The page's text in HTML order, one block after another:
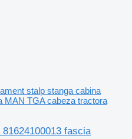
stalp stanga cabina
MAN TGA cabeza tractora
fascia